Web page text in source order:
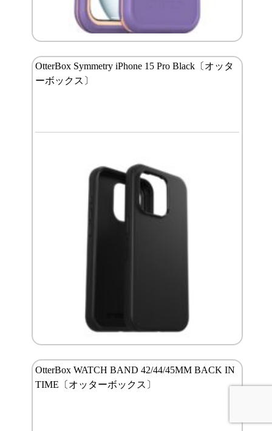
OtterBox Symmetry iPhone 15 Pro Black〔オッタ
ーボックス〕
OtterBox WATCH BAND 42/44/45MM BACK IN
TIME〔オッターボックス〕